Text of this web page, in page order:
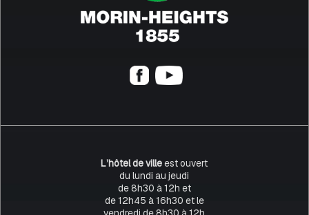
L’hôtel de villeest ouvert
du lundi au jeudi
de 8h30 à 12h et
de 12h45 à 16h30 et le